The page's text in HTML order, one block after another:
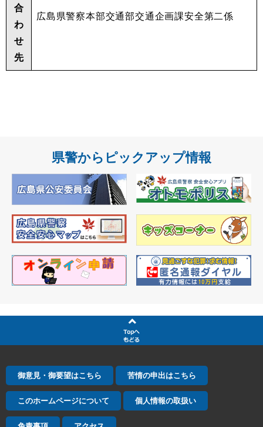
合
わ
せ
先
広島県警察本部交通部交通企画課安全第二係
県警からピックアップ情報
御意見・御要望はこちら 苦情の申出はこちら
このホームページについて 個人情報の取扱い